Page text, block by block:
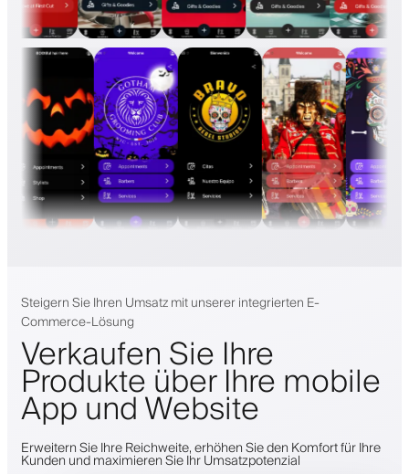
Steigern Sie Ihren Umsatz mit unserer integrierten E-
Commerce-Lösung
Verkaufen Sie Ihre
Produkte über Ihre mobile
App und Website
Erweitern Sie Ihre Reichweite, erhöhen Sie den Komfort für Ihre
Kunden und maximieren Sie Ihr Umsatzpotenzial